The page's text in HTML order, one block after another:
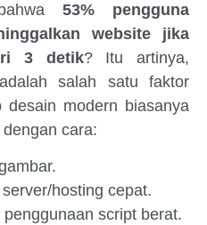
53% pengguna
website jika
3 detik? Itu artinya,
salah satu faktor
desain modern biasanya
cara:
hosting cepat.
script berat.